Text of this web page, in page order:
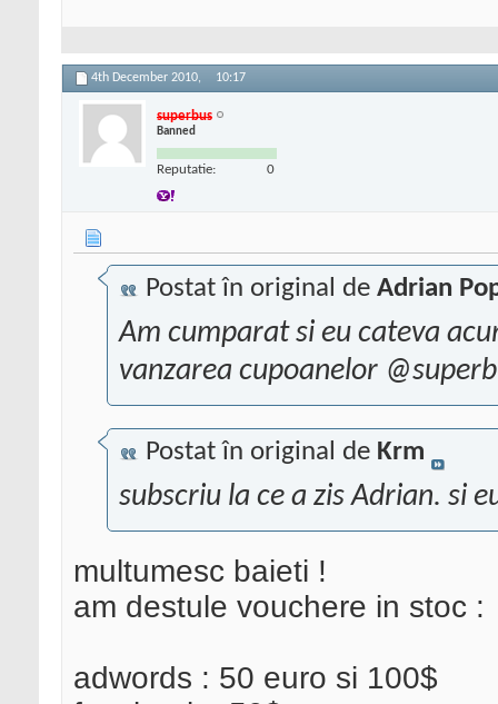
4th December 2010, 10:17
superbus
Banned
Reputatie: 0
Postat în original de Adrian
Am cumparat si eu cateva
vanzarea cupoanelor
Postat în original de Krm
subscriu la ce a zis Adrian. si
multumesc baieti !
am destule vouchere in stoc :
adwords : 50 euro si 100$